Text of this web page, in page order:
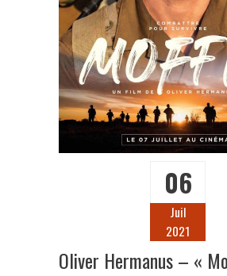
06
Juil
2021
Oliver Hermanus – «